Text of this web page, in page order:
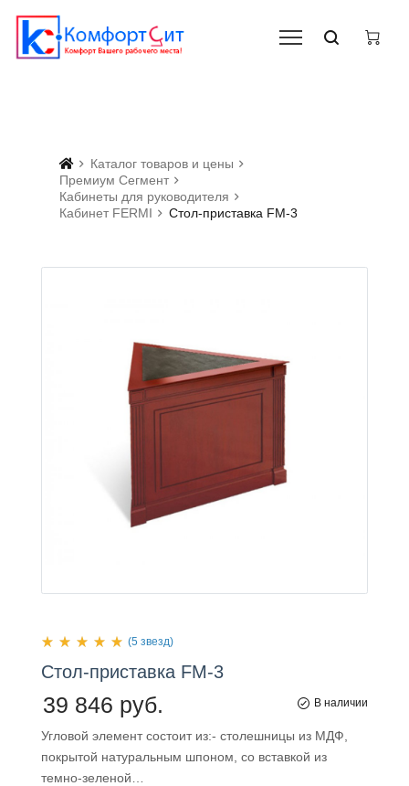
Каталог товаров и цены
Премиум Сегмент
Кабинеты для руководителя
Кабинет FERMI
Стол-приставка FM-3
(5 звезд)
Стол-приставка FM-3
39 846 руб. В наличии
Угловой элемент состоит из:- столешницы из МДФ,
покрытой натуральным шпоном, со вставкой из
темно-зеленой…